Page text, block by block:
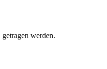
werden.